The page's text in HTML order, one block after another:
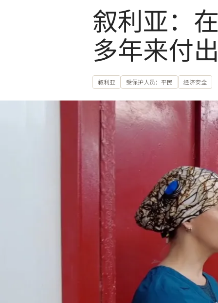
叙利亚：
多年来付
叙利亚 受保护人员：平民 经济安全